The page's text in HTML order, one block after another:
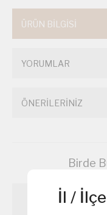
ÜRÜN BİLGİSİ
YORUMLAR
ÖNERİLERİNİZ
Birde
İl /